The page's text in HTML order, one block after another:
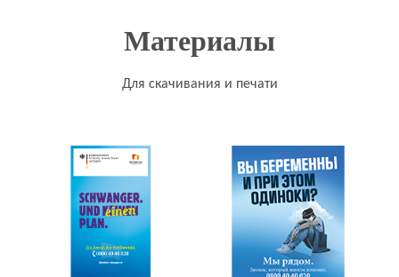
Материалы
Для скачивания и печати